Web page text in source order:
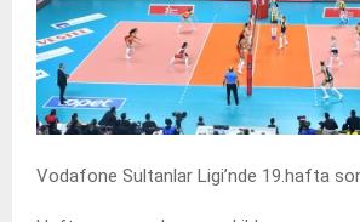
Vodafone Sultanlar Ligi’nde 19.hafta